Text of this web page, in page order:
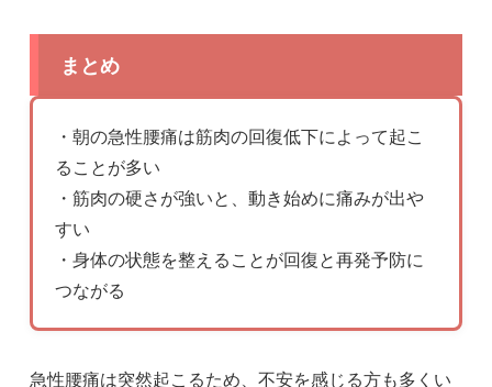
まとめ
・朝の急性腰痛は筋肉の回復低下によって起こ
ることが多い
・筋肉の硬さが強いと、動き始めに痛みが出や
すい
・身体の状態を整えることが回復と再発予防に
つながる
急性腰痛は突然起こるため、不安を感じる方も多くい